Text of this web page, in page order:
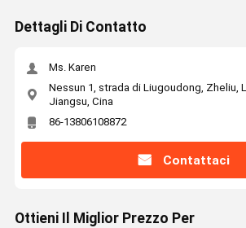
Dettagli Di Contatto
Ms. Karen
Nessun 1, strada di Liugoudong, Zheliu,
Jiangsu, Cina
86-13806108872
Contattaci
Ottieni Il Miglior Prezzo Per